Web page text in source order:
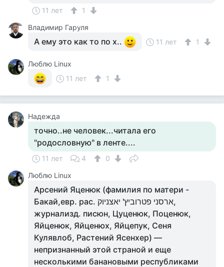
11 лет
1
Владимир Гаруля
А ему это как то по х.. 11 лет 1
Люблю Linux
11 лет
1
Надежда
точно..не человек...читала его
"родословную" в ленте....
11 лет 4
0
Люблю Linux
Арсений Яценюк (фамилия по матери -
Бакай,евр. рас. ארסני פטרוביץ' יאצניוק,
журнализд. писюн, Цуценюк, Поценюк,
Яйценюк, Яйценюх, Яйцепук, Сеня
Кулявлоб, Растений Ясенхер) —
непризнанный этой страной и еще
несколькими банановыми республиками